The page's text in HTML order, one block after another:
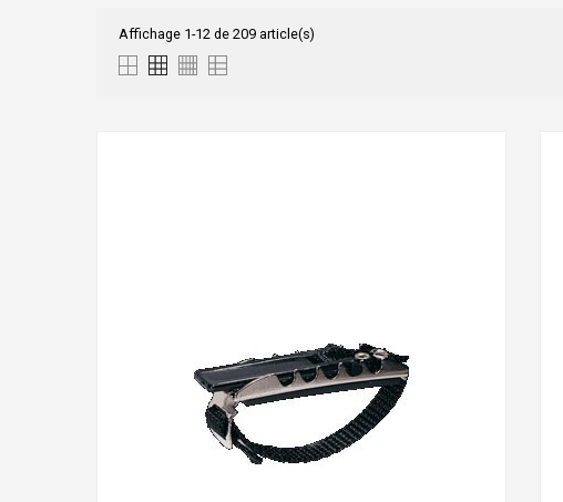
Affichage 1-12 de 209 article(s)